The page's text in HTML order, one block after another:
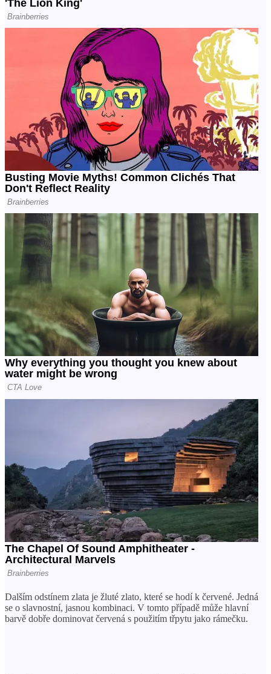
Dalším odstínem zlata je žluté zlato, které se hodí k červené. Jedná
se o slavnostní, jasnou kombinaci. V tomto případě může hlavní
barvě dobře dominovat červená s použitím třpytu jako rámečku.